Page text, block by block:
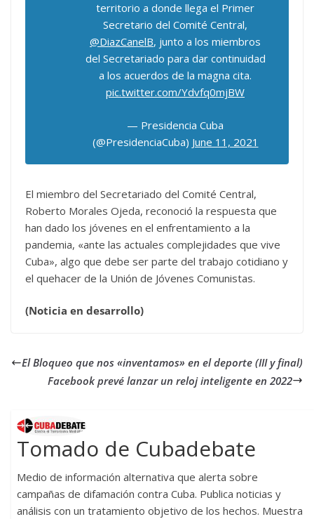
territorio a donde llega el Primer
Secretario del Comité Central,
@DiazCanelB, junto a los miembros
del Secretariado para dar continuidad
a los acuerdos de la magna cita.
pic.twitter.com/Ydvfq0mjBW
— Presidencia Cuba
(@PresidenciaCuba) June 11, 2021
El miembro del Secretariado del Comité Central,
Roberto Morales Ojeda, reconoció la respuesta que
han dado los jóvenes en el enfrentamiento a la
pandemia, «ante las actuales complejidades que vive
Cuba», algo que debe ser parte del trabajo cotidiano y
el quehacer de la Unión de Jóvenes Comunistas.
(Noticia en desarrollo)
El Bloqueo que nos «inventamos» en el deporte (III y final)
Facebook prevé lanzar un reloj inteligente en 2022
Tomado de Cubadebate
Medio de información alternativa que alerta sobre
campañas de difamación contra Cuba. Publica noticias y
análisis con un tratamiento objetivo de los hechos. Muestra